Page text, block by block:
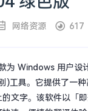
网络资源 617
为 Windows 用户设
)工具。它提供了一
文字。该软件以「即